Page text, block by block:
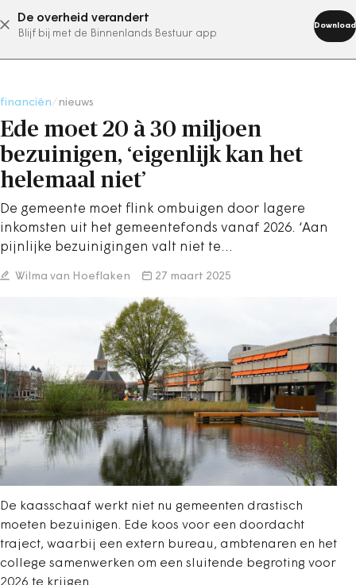
De overheid verandert
Blijf bij met de Binnenlands Bestuur app
Download
abonneer nu
financiën nieuws
Ede moet 20 à 30 miljoen
bezuinigen, ‘eigenlijk kan het
helemaal niet’
De gemeente moet flink ombuigen door lagere
inkomsten uit het gemeentefonds vanaf 2026. ‘Aan
pijnlijke bezuinigingen valt niet te…
Wilma van Hoeflaken 27 maart 2025
De kaasschaaf werkt niet nu gemeenten drastisch
moeten bezuinigen. Ede koos voor een doordacht
traject, waarbij een extern bureau, ambtenaren en het
college samenwerken om een sluitende begroting voor